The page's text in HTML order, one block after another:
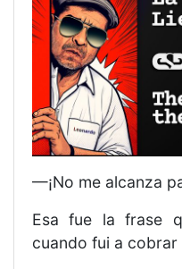
—¡No me alcanza
Esa fue la frase
cuando fui a cobrar